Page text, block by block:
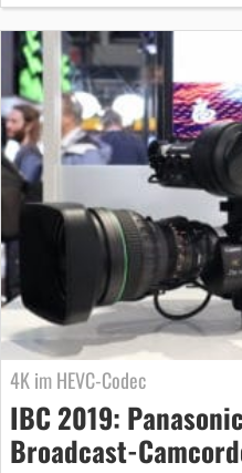
4K im HEVC-Codec
IBC 2019:
Broadcast-